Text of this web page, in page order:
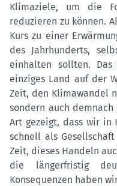
Klimaziele, um die
reduzieren zu können.
Kurs zu einer
des Jahrhunderts,
einhalten sollten.
einziges Land auf der
Zeit, den Klimawandel
sondern auch
Art gezeigt, dass wir in
schnell als
Zeit, dieses Handeln
die längerfristig
Konsequenzen haben